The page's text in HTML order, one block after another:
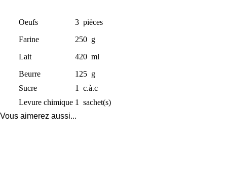
Oeufs 3 pièces
Farine
250 g
Lait
420 ml
Beurre
125 g
Sucre
1
c.à.c
Levure chimique 1
sachet(s)
Vous aimerez aussi...